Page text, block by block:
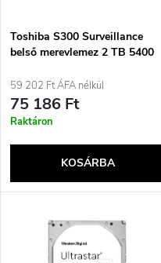
e
k
r
n
é
k
e
k
l
Toshiba S300 Surveillance
belső merevlemez 2 TB 5400
ATA III
59 202 Ft ÁFA nélkül
75 186 Ft
Raktáron
KOSÁRBA